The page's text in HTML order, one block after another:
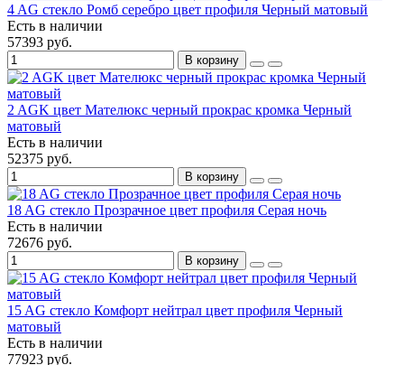
4 AG стекло Ромб серебро цвет профиля Черный матовый
Есть в наличии
57393 руб.
В корзину
2 AGK цвет Мателюкс черный прокрас кромка Черный
матовый
Есть в наличии
52375 руб.
В корзину
18 AG стекло Прозрачное цвет профиля Серая ночь
Есть в наличии
72676 руб.
В корзину
15 AG стекло Комфорт нейтрал цвет профиля Черный
матовый
Есть в наличии
77923 руб.